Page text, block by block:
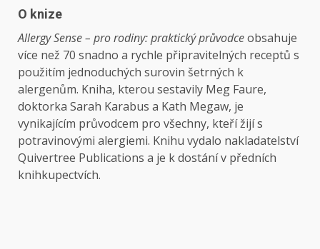
O knize
Allergy Sense – pro rodiny: praktický průvodceobsahuje
více než 70 snadno a rychle připravitelných receptů s
použitím jednoduchých surovin šetrných k
alergenům. Kniha, kterou sestavily Meg Faure,
doktorka Sarah Karabus a Kath Megaw, je
vynikajícím průvodcem pro všechny, kteří žijí s
potravinovými alergiemi. Knihu vydalo nakladatelství
Quivertree Publications a je k dostání v předních
knihkupectvích.